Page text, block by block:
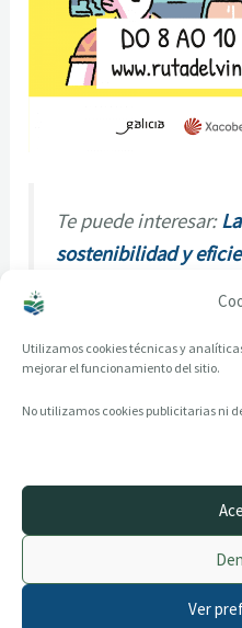
Utilizamos cookies técnicas y
mejorar el funcionamiento del sitio.
No utilizamos cookies publicitarias ni
Ver
Te puede interesar:
sostenibilidad y
© 2014–2026
Política